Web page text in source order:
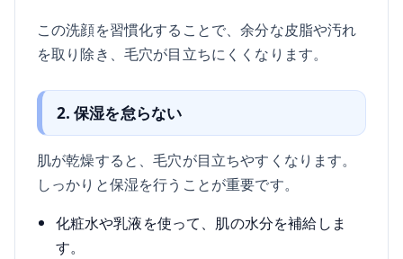
この洗顔を習慣化することで、余分な皮脂や汚れ
を取り除き、毛穴が目立ちにくくなります。
2. 保湿を怠らない
肌が乾燥すると、毛穴が目立ちやすくなります。
しっかりと保湿を行うことが重要です。
化粧水や乳液を使って、肌の水分を補給しま
す。